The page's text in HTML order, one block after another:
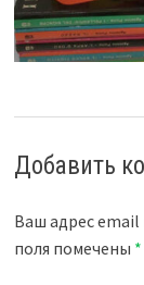
Добавить
Ваш адрес email
поля помечены *